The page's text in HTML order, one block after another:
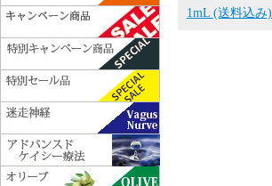
1mL (送料込み)